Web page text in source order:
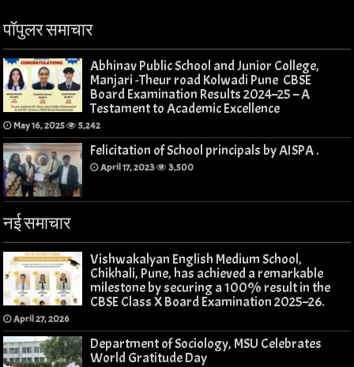
पॉपुलर समाचार
Abhinav Public School and Junior College,
Manjari -Theur road Kolwadi Pune CBSE
Board Examination Results 2024–25 – A
Testament to Academic Excellence
May 16, 2025 5,242
Felicitation of School principals by AISPA .
April 17, 2023 3,500
नई समाचार
Vishwakalyan English Medium School,
Chikhali, Pune, has achieved a remarkable
milestone by securing a 100% result in the
CBSE Class X Board Examination 2025–26.
April 27, 2026
Department of Sociology, MSU Celebrates
World Gratitude Day